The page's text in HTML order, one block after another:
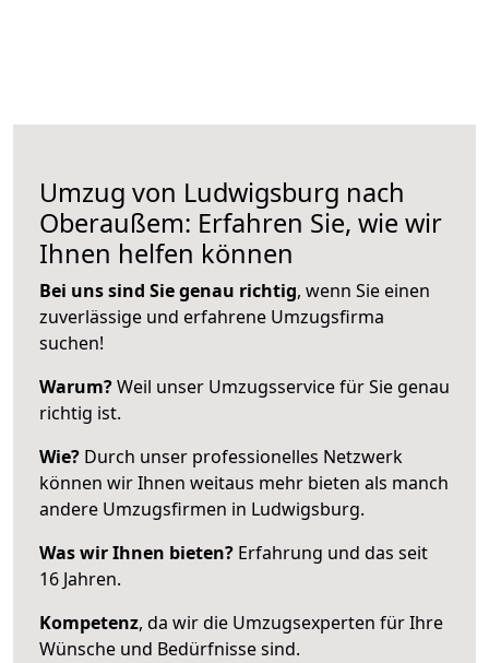
Umzug von Ludwigsburg nach
Oberaußem: Erfahren Sie, wie wir
Ihnen helfen können
Bei uns sind Sie genau richtig, wenn Sie einen
zuverlässige und erfahrene Umzugsfirma
suchen!
Warum?Weil unser Umzugsservice für Sie genau
richtig ist.
Wie? Durch unser professionelles Netzwerk
können wir Ihnen weitaus mehr bieten als manch
andere Umzugsfirmen in Ludwigsburg.
Was wir Ihnen bieten? Erfahrung und das seit
16 Jahren.
Kompetenz, da wir die Umzugsexperten für Ihre
Wünsche und Bedürfnisse sind.